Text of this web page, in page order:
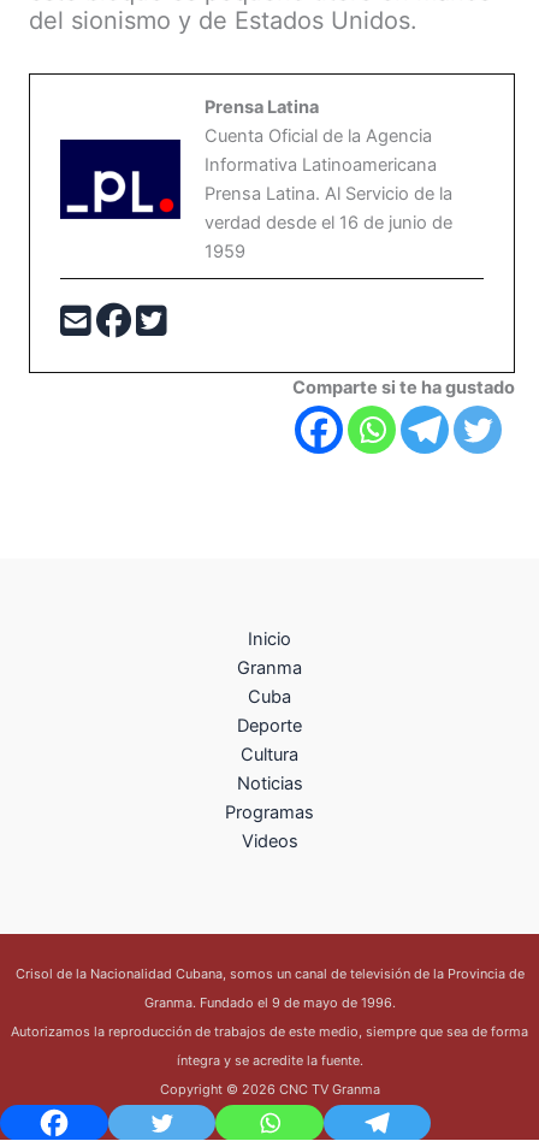
del sionismo y de Estados Unidos.
Prensa Latina
Cuenta Oficial de la Agencia
Informativa Latinoamericana
Prensa Latina. Al Servicio de la
verdad desde el 16 de junio de
1959
Comparte si te ha gustado
Inicio
Granma
Cuba
Deporte
Cultura
Noticias
Programas
Videos
Crisol de la Nacionalidad Cubana, somos un canal de televisión de la Provincia de
Granma. Fundado el 9 de mayo de 1996.
Autorizamos la reproducción de trabajos de este medio, siempre que sea de forma
íntegra y se acredite la fuente.
Copyright © 2026 CNC TV Granma